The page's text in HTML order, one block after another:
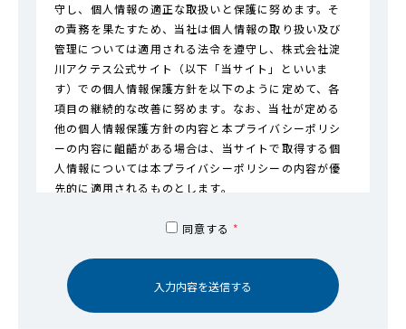
守し、個人情報の適正な取扱いと保護に努めます。そ
の責務を果たすため、当社は個人情報の取り扱い及び
管理については適用される法令を遵守し、株式会社淀
川アクテス公式サイト（以下「当サイト」といいま
す）での個人情報保護方針を以下のように定めて、各
項目の継続的な改善に努めます。なお、当社が定める
他の個人情報保護方針の内容と本プライバシーポリシ
ーの内容に齟齬がある場合は、当サイトで取得する個
人情報については本プライバシーポリシーの内容が優
先的に適用されるものとします。
2. 個人情報の利用目的
わせ受付等におきまして、上記で定義される個人情報
を取得します。
当社は、あらかじめ利用者の同意を得ず、利用目的の
同意する *